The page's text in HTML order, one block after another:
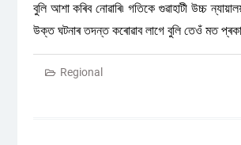
বুলি আশা কৰিব নোৱাৰি৷ গতিকে গুৱাহাটী উচ্চ
উক্ত ঘটনাৰ তদন্ত কৰোৱাব লাগে বুলি তেওঁ মত
Regional